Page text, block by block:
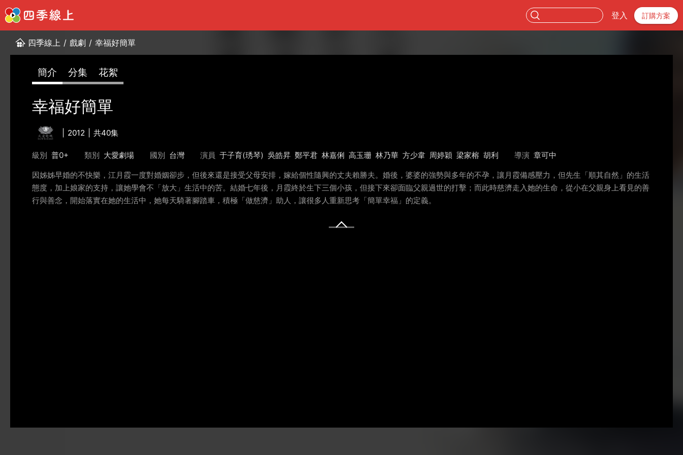
登入 訂購方案
四季線上 / 戲劇 / 幸福好簡單
簡介 分集 花絮
幸福好簡單
2012 共40集
級別 普0+ 類別 大愛劇場 國別 台灣 演員 于子育(琇琴) 吳皓昇 鄭平君 林嘉俐 高玉珊 林乃華 方少韋 周婷穎 梁家榕 胡利 導演 章可中
因姊姊早婚的不快樂，江月霞一度對婚姻卻步，但後來還是接受父母安排，嫁給個性隨興的丈夫賴勝夫。婚後，婆婆的強勢與多年的不孕，讓月霞備感壓力，但先生「順其自然」的生活
態度，加上娘家的支持，讓她學會不「放大」生活中的苦。結婚七年後，月霞終於生下三個小孩，但接下來卻面臨父親過世的打擊；而此時慈濟走入她的生命，從小在父親身上看見的善
行與善念，開始落實在她的生活中，她每天騎著腳踏車，積極「做慈濟」助人，讓很多人重新思考「簡單幸福」的定義。